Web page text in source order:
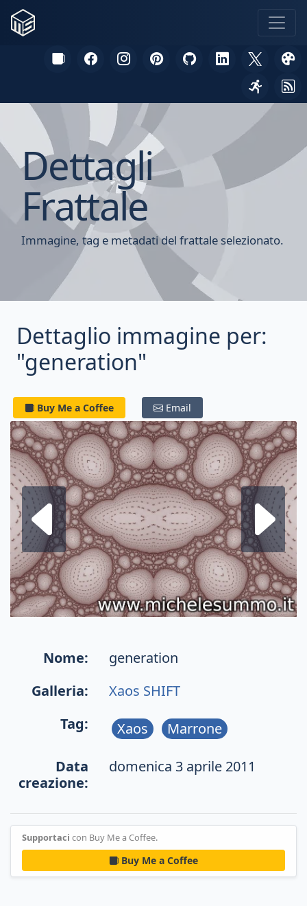
Dettagli
Frattale
Immagine, tag e metadati del frattale selezionato.
Dettaglio immagine per:
"generation"
Buy Me a Coffee Email
Frattale
Nome:
generation
Galleria:
Xaos SHIFT
Tag:
Xaos Marrone
Data
creazione:
domenica 3 aprile 2011
Supportaci con Buy Me a Coffee.
Buy Me a Coffee